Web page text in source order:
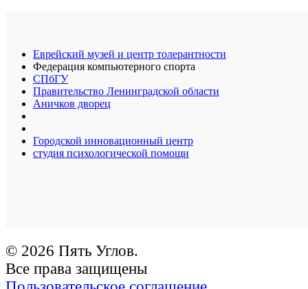
Еврейский музей и центр толерантности
Федерация компьютерного спорта
СПбГУ
Правительство Ленинградской области
Аничков дворец
Городской инновационный центр
студия психологической помощи
© 2026 Пять Углов.
Все права защищены